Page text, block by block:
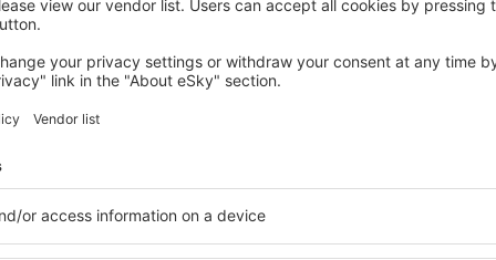
Encontramos mais ofertas para você
43EUR